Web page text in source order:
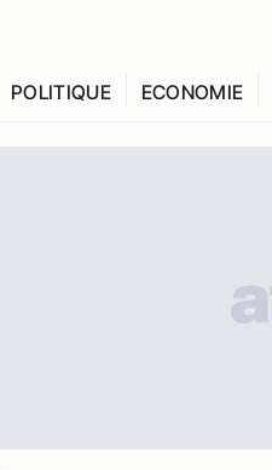
POLITIQUE ECONOMIE